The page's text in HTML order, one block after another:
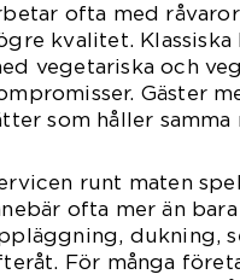
ofta med
kvalitet.
vegetariska och
Gäster
som håller
runt maten
ofta mer än
dukning,
För många